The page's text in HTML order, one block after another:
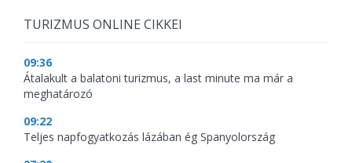
TURIZMUS ONLINE CIKKEI
09:36
Átalakult a balatoni turizmus, a last minute ma már a
meghatározó
09:22
Teljes napfogyatkozás lázában ég Spanyolország